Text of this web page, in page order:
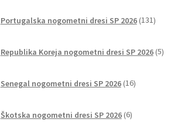
Portugalska nogometni dresi SP 2026 131
Republika Koreja nogometni dresi SP 2026 5
Senegal nogometni dresi SP 2026 16izdelkov
Škotska nogometni dresi SP 2026 6izdelkov